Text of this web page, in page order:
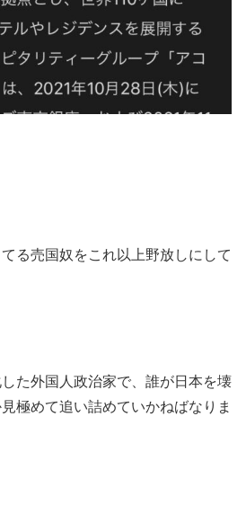
る売国奴をこれ以上野放しにして
た外国人政治家で、誰が日本を壊
極めて追い詰めていかねばなりま